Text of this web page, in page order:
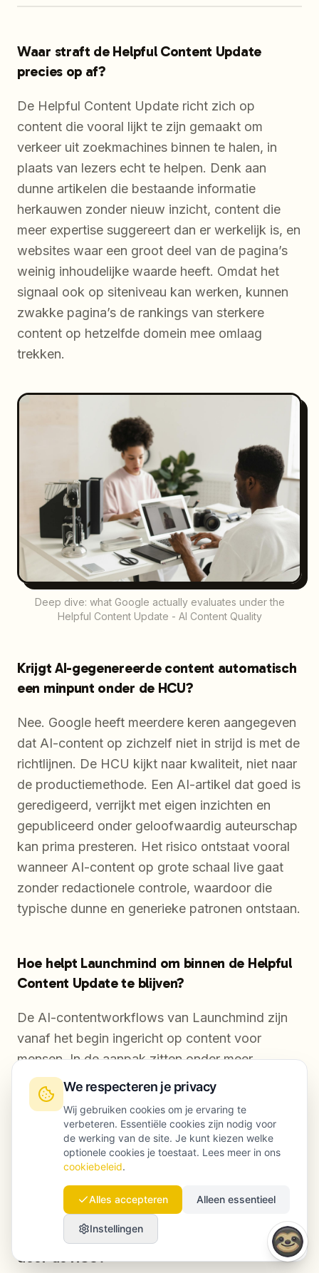
Waar straft de Helpful Content Update
precies op af?
De Helpful Content Update richt zich op
content die vooral lijkt te zijn gemaakt om
verkeer uit zoekmachines binnen te halen, in
plaats van lezers echt te helpen. Denk aan
dunne artikelen die bestaande informatie
herkauwen zonder nieuw inzicht, content die
meer expertise suggereert dan er werkelijk is, en
websites waar een groot deel van de pagina’s
weinig inhoudelijke waarde heeft. Omdat het
signaal ook op siteniveau kan werken, kunnen
zwakke pagina’s de rankings van sterkere
content op hetzelfde domein mee omlaag
trekken.
Deep dive: what Google actually evaluates under the
Helpful Content Update - AI Content Quality
Krijgt AI-gegenereerde content automatisch
een minpunt onder de HCU?
Nee. Google heeft meerdere keren aangegeven
dat AI-content op zichzelf niet in strijd is met de
richtlijnen. De HCU kijkt naar kwaliteit, niet naar
de productiemethode. Een AI-artikel dat goed is
geredigeerd, verrijkt met eigen inzichten en
gepubliceerd onder geloofwaardig auteurschap
kan prima presteren. Het risico ontstaat vooral
wanneer AI-content op grote schaal live gaat
zonder redactionele controle, waardoor die
typische dunne en generieke patronen ontstaan.
Hoe helpt Launchmind om binnen de Helpful
Content Update te blijven?
De AI-contentworkflows van Launchmind zijn
vanaf het begin ingericht op content voor
mensen. In de aanpak zitten onder meer
gestructureerde contentbriefings,
expertreviews, topical authority-mapping en
optimalisatie voor E-E-A-T. Het doel is niet zo
veel mogelijk output, maar content die rankt,
blijft staan en bijdraagt aan resultaat — in lijn
met wat de HCU vraagt.
Hoe lang duurt herstel na een verkeersdaling
door de HCU?
We respecteren je privacy
Wij gebruiken cookies om je ervaring te
verbeteren. Essentiële cookies zijn nodig voor
de werking van de site. Je kunt kiezen welke
optionele cookies je toestaat. Lees meer in ons
cookiebeleid.
Alles accepteren Alleen essentieel
Instellingen